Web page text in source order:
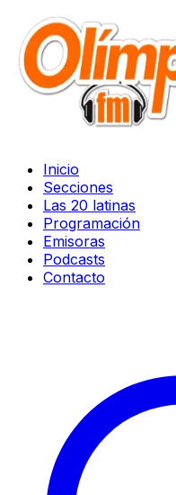
Inicio
Secciones
Las 20 latinas
Programación
Emisoras
Podcasts
Contacto